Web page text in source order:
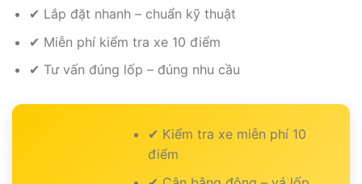
✔ Lắp đặt nhanh – chuẩn kỹ thuật
✔ Miễn phí kiểm tra xe 10 điểm
✔ Tư vấn đúng lốp – đúng nhu cầu
✔ Kiểm tra xe miễn phí 10
điểm